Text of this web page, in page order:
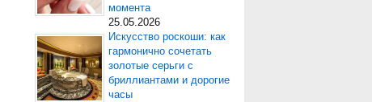
момента
25.05.2026
Искусство роскоши: как
гармонично сочетать
золотые серьги с
бриллиантами и дорогие
часы